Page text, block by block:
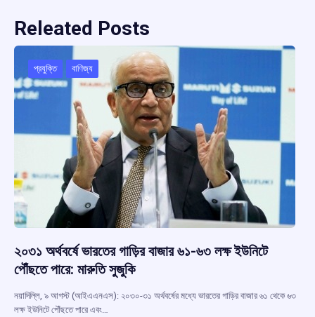
Releated Posts
প্রযুক্তি বাণিজ্য
২০৩১ অর্থবর্ষে ভারতের গাড়ির বাজার ৬১-৬৩ লক্ষ ইউনিটে
পৌঁছতে পারে: মারুতি সুজুকি
নয়াদিল্লি, ৯ আগস্ট (আইএএনএস): ২০৩০-৩১ অর্থবর্ষের মধ্যে ভারতের গাড়ির বাজার ৬১ থেকে ৬৩
লক্ষ ইউনিটে পৌঁছতে পারে এবং…